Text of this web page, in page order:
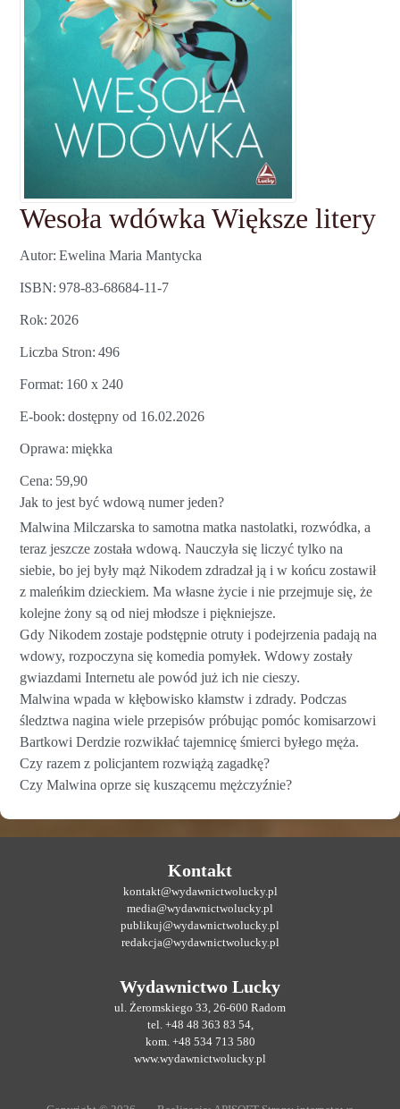
Wesoła wdówka Większe litery
Autor Ewelina Maria Mantycka
ISBN 978-83-68684-11-7
Rok 2026
Liczba Stron 496
Format 160 x 240
E-book dostępny od 16.02.2026
Oprawa miękka
Cena 59,90
Jak to jest być wdową numer jeden?
Malwina Milczarska to samotna matka nastolatki, rozwódka, a
teraz jeszcze została wdową. Nauczyła się liczyć tylko na
siebie, bo jej były mąż Nikodem zdradzał ją i w końcu zostawił
z maleńkim dzieckiem. Ma własne życie i nie przejmuje się, że
kolejne żony są od niej młodsze i piękniejsze.
Gdy Nikodem zostaje podstępnie otruty i podejrzenia padają na
wdowy, rozpoczyna się komedia pomyłek. Wdowy zostały
gwiazdami Internetu ale powód już ich nie cieszy.
Malwina wpada w kłębowisko kłamstw i zdrady. Podczas
śledztwa nagina wiele przepisów próbując pomóc komisarzowi
Bartkowi Derdzie rozwikłać tajemnicę śmierci byłego męża.
Czy razem z policjantem rozwiążą zagadkę?
Czy Malwina oprze się kuszącemu mężczyźnie?
Kontakt
kontakt@wydawnictwolucky.pl
media@wydawnictwolucky.pl
publikuj@wydawnictwolucky.pl
redakcja@wydawnictwolucky.pl
Wydawnictwo Lucky
ul. Żeromskiego 33, 26-600 Radom
tel. +48 48 363 83 54,
kom. +48 534 713 580
www.wydawnictwolucky.pl